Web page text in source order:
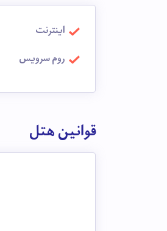
اینترنت
روم سرویس
قوانین هتل